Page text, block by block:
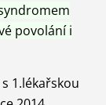
povolání i
1.lékařskou